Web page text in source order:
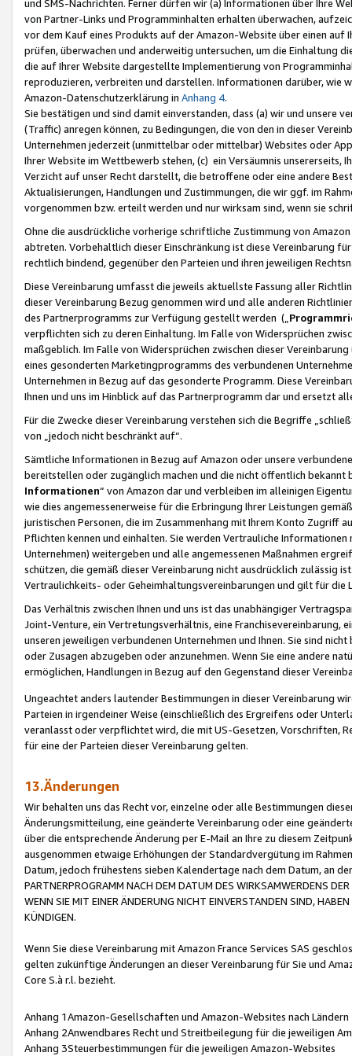
und SMS-Nachrichten. Ferner dürfen wir (a) Informationen über Ihre
von Partner-Links und Programminhalten erhalten überwachen,
vor dem Kauf eines Produkts auf der Amazon-Website über einen
prüfen, überwachen und anderweitig untersuchen, um die Einhaltung
die auf Ihrer Website dargestellte Implementierung von
reproduzieren, verbreiten und darstellen. Informationen darüber, wie
Amazon-Datenschutzerklärung in Anhang 4.
Sie bestätigen und sind damit einverstanden, dass (a) wir und
(Traffic) anregen können, zu Bedingungen, die von den in dieser
Unternehmen jederzeit (unmittelbar oder mittelbar) Websites oder
Ihrer Website im Wettbewerb stehen, (c) ein Versäumnis unsererseits,
Verzicht auf unser Recht darstellt, die betroffene oder eine andere
Aktualisierungen, Handlungen und Zustimmungen, die wir ggf. im
vorgenommen bzw. erteilt werden und nur wirksam sind, wenn sie
Ohne die ausdrückliche vorherige schriftliche Zustimmung von
abtreten. Vorbehaltlich dieser Einschränkung ist diese Vereinbarung
rechtlich bindend, gegenüber den Parteien und ihren jeweiligen
Diese Vereinbarung umfasst die jeweils aktuellste Fassung aller
dieser Vereinbarung Bezug genommen wird und alle anderen
des Partnerprogramms zur Verfügung gestellt werden („
verpflichten sich zu deren Einhaltung. Im Falle von Widersprüchen
maßgeblich. Im Falle von Widersprüchen zwischen dieser
eines gesonderten Marketingprogramms des verbundenen
Unternehmen in Bezug auf das gesonderte Programm. Diese
Ihnen und uns im Hinblick auf das Partnerprogramm dar und ersetzt
Für die Zwecke dieser Vereinbarung verstehen sich die Begriffe
von „jedoch nicht beschränkt auf“.
Sämtliche Informationen in Bezug auf Amazon oder unsere
bereitstellen oder zugänglich machen und die nicht öffentlich
Informationen“ von Amazon dar und verbleiben im alleinigen
wie dies angemessenerweise für die Erbringung Ihrer Leistungen
juristischen Personen, die im Zusammenhang mit Ihrem Konto
Pflichten kennen und einhalten. Sie werden Vertrauliche
Unternehmen) weitergeben und alle angemessenen Maßnahmen
schützen, die gemäß dieser Vereinbarung nicht ausdrücklich zulässig
Vertraulichkeits- oder Geheimhaltungsvereinbarungen und gilt für die
Das Verhältnis zwischen Ihnen und uns ist das unabhängiger
Joint-Venture, ein Vertretungsverhältnis, eine Franchisevereinbarung,
unseren jeweiligen verbundenen Unternehmen und Ihnen. Sie sind
oder Zusagen abzugeben oder anzunehmen. Wenn Sie eine andere
ermöglichen, Handlungen in Bezug auf den Gegenstand dieser
Ungeachtet anders lautender Bestimmungen in dieser Vereinbarung
Parteien in irgendeiner Weise (einschließlich des Ergreifens oder
veranlasst oder verpflichtet wird, die mit US-Gesetzen, Vorschriften,
für eine der Parteien dieser Vereinbarung gelten.
13.Änderungen
Wir behalten uns das Recht vor, einzelne oder alle Bestimmungen
Änderungsmitteilung, eine geänderte Vereinbarung oder eine
über die entsprechende Änderung per E-Mail an Ihre zu diesem
ausgenommen etwaige Erhöhungen der Standardvergütung im
Datum, jedoch frühestens sieben Kalendertage nach dem Datum, an
PARTNERPROGRAMM NACH DEM DATUM DES WIRKSAMWERDENS
WENN SIE MIT EINER ÄNDERUNG NICHT EINVERSTANDEN SIND,
KÜNDIGEN.
Wenn Sie diese Vereinbarung mit Amazon France Services SAS
gelten zukünftige Änderungen an dieser Vereinbarung für Sie und
Core S.à r.l. bezieht.
Anhang 1Amazon-Gesellschaften und Amazon-Websites nach Ländern
Anhang 2Anwendbares Recht und Streitbeilegung für die jeweiligen
Anhang 3Steuerbestimmungen für die jeweiligen Amazon-Websites